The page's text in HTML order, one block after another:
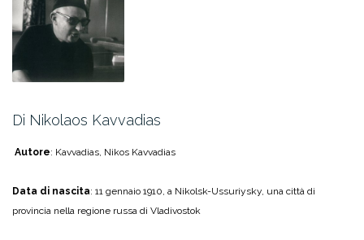
Di Nikolaos Kavvadias
Autore: Kavvadias, Nikos Kavvadias
Data di nascita: 11 gennaio 1910, a Nikolsk-Ussuriysky, una città di
provincia nella regione russa di Vladivostok